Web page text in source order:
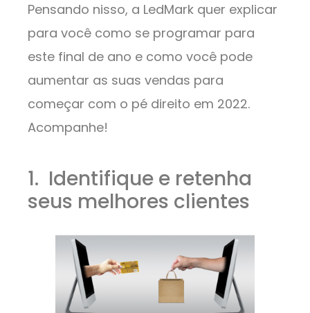
Pensando nisso, a LedMark quer explicar
para você como se programar para
este final de ano e como você pode
aumentar as suas vendas para
começar com o pé direito em 2022.
Acompanhe!
1. Identifique e retenha
seus melhores clientes